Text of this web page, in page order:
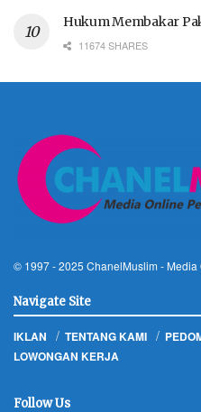
Hukum Membakar
11674 SHARES
© 1997 - 2025 ChanelMuslim - Media
Navigate Site
IKLAN TENTANG KAMI
LOWONGAN KERJA
Follow Us